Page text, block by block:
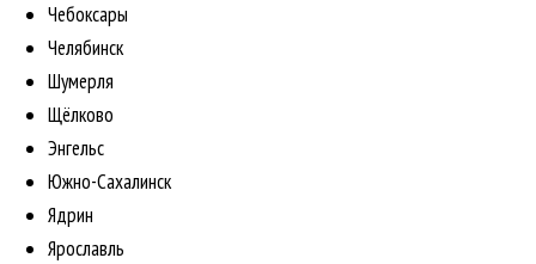
Чебоксары
Челябинск
Шумерля
Щёлково
Энгельс
Южно-Сахалинск
Ядрин
Ярославль